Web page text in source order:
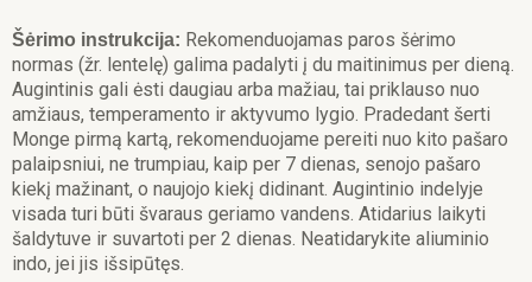
Šėrimo instrukcija: Rekomenduojamas paros šėrimo
normas (žr. lentelę) galima padalyti į du maitinimus per dieną.
Augintinis gali ėsti daugiau arba mažiau, tai priklauso nuo
amžiaus, temperamento ir aktyvumo lygio. Pradedant šerti
Monge pirmą kartą, rekomenduojame pereiti nuo kito pašaro
palaipsniui, ne trumpiau, kaip per 7 dienas, senojo pašaro
kiekį mažinant, o naujojo kiekį didinant. Augintinio indelyje
visada turi būti švaraus geriamo vandens. Atidarius laikyti
šaldytuve ir suvartoti per 2 dienas. Neatidarykite aliuminio
indo, jei jis išsipūtęs.